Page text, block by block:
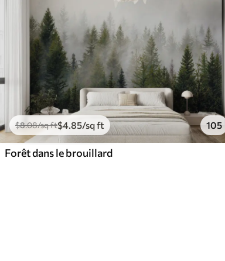
$8.08/sq ft$4.85/sq ft 105
Forêt dans le brouillard